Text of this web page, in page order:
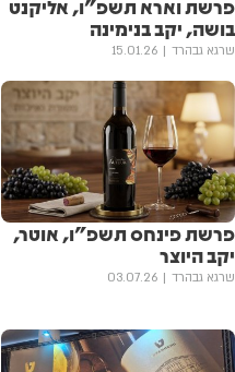
פרשת וארא תשפ"ו, אליקנט
בושה, יקב בנימינה
שרגא גבהרד 15.01.26
פרשת פינחס תשפ"ו, אוטר,
יקב היוצר
שרגא גבהרד 03.07.26